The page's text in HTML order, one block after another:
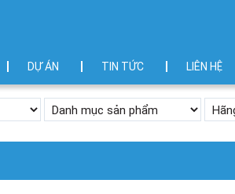
DỰ ÁN TIN TỨC LIÊN HỆ